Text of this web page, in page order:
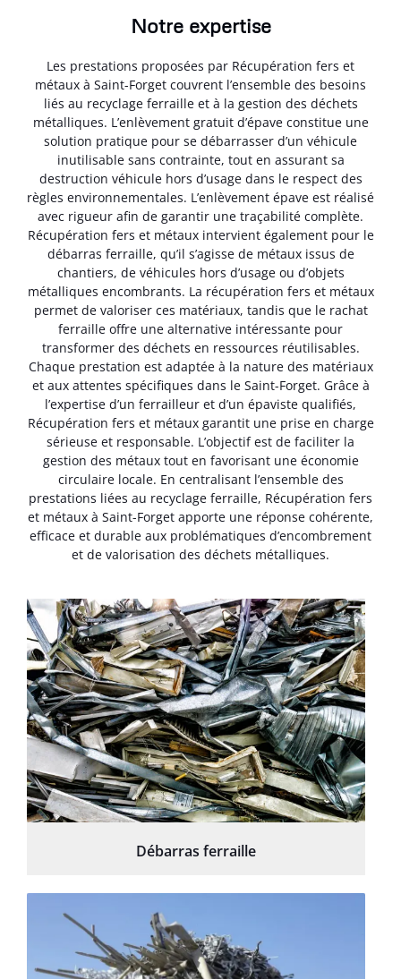
Notre expertise
Les prestations proposées par Récupération fers et
métaux à Saint-Forget couvrent l’ensemble des besoins
liés au recyclage ferraille et à la gestion des déchets
métalliques. L’enlèvement gratuit d’épave constitue une
solution pratique pour se débarrasser d’un véhicule
inutilisable sans contrainte, tout en assurant sa
destruction véhicule hors d’usage dans le respect des
règles environnementales. L’enlèvement épave est réalisé
avec rigueur afin de garantir une traçabilité complète.
Récupération fers et métaux intervient également pour le
débarras ferraille, qu’il s’agisse de métaux issus de
chantiers, de véhicules hors d’usage ou d’objets
métalliques encombrants. La récupération fers et métaux
permet de valoriser ces matériaux, tandis que le rachat
ferraille offre une alternative intéressante pour
transformer des déchets en ressources réutilisables.
Chaque prestation est adaptée à la nature des matériaux
et aux attentes spécifiques dans le Saint-Forget. Grâce à
l’expertise d’un ferrailleur et d’un épaviste qualifiés,
Récupération fers et métaux garantit une prise en charge
sérieuse et responsable. L’objectif est de faciliter la
gestion des métaux tout en favorisant une économie
circulaire locale. En centralisant l’ensemble des
prestations liées au recyclage ferraille, Récupération fers
et métaux à Saint-Forget apporte une réponse cohérente,
efficace et durable aux problématiques d’encombrement
et de valorisation des déchets métalliques.
Débarras ferraille